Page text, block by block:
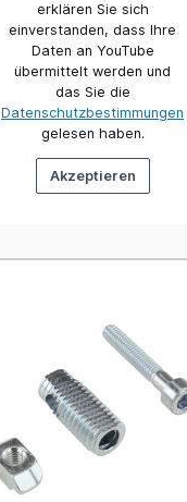
erklären Sie sich
einverstanden, dass Ihre
Daten an YouTube
übermittelt werden und
das Sie die
Datenschutzbestimmungen
gelesen haben.
Akzeptieren